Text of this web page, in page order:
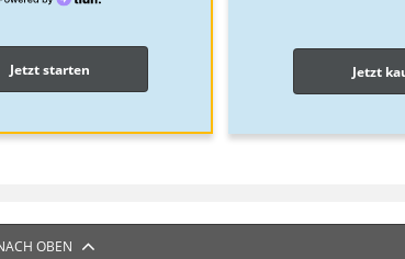
Jetzt starten Jetzt
OBEN